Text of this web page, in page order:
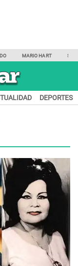
MARIO HART
DEPORTES